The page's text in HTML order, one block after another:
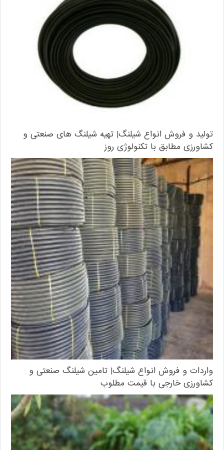
تولید و فروش انواع شیلنگ| تهیه شیلنگ های صنعتی و
کشاورزی مطابق با تکنولوژی روز
واردات و فروش انواع شیلنگ| تامین شیلنگ صنعتی و
کشاورزی خارجی با قیمت مطلوب